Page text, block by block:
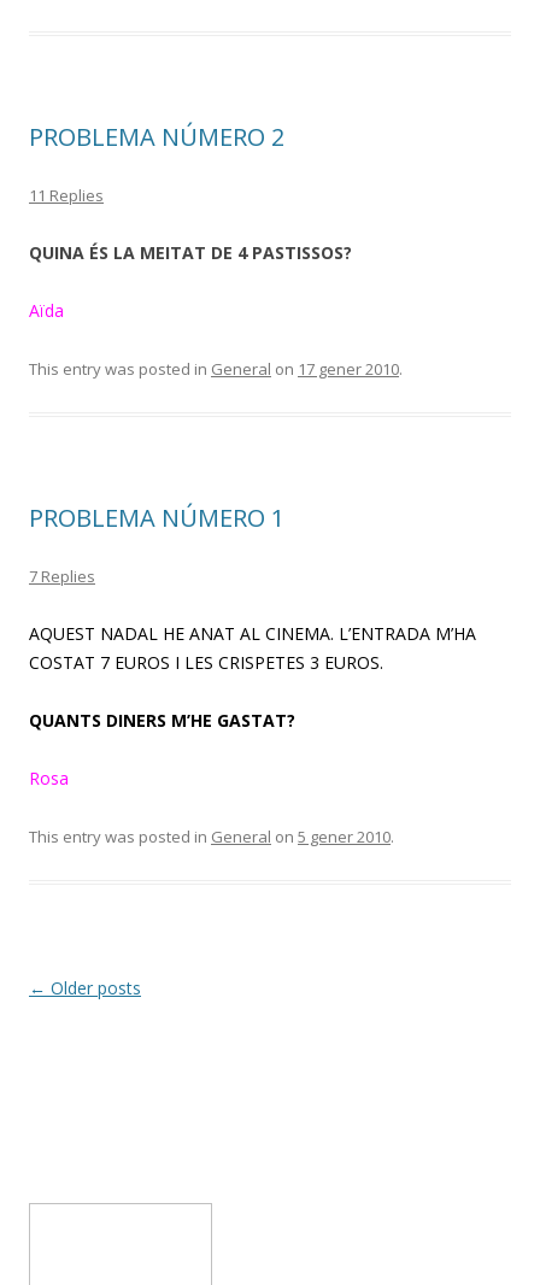
PROBLEMA NÚMERO 2
11 Replies
QUINA ÉS LA MEITAT DE 4 PASTISSOS?
Aïda
This entry was posted in General on 17 gener 2010.
PROBLEMA NÚMERO 1
7 Replies
AQUEST NADAL HE ANAT AL CINEMA. L’ENTRADA M’HA
COSTAT 7 EUROS I LES CRISPETES 3 EUROS.
QUANTS DINERS M’HE GASTAT?
Rosa
This entry was posted in General on 5 gener 2010.
Post
← Older posts